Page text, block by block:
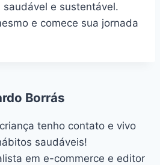
e sustentável.
e comece sua jornada
Borrás
tenho contato e vivo
saudáveis!
em e-commerce e editor